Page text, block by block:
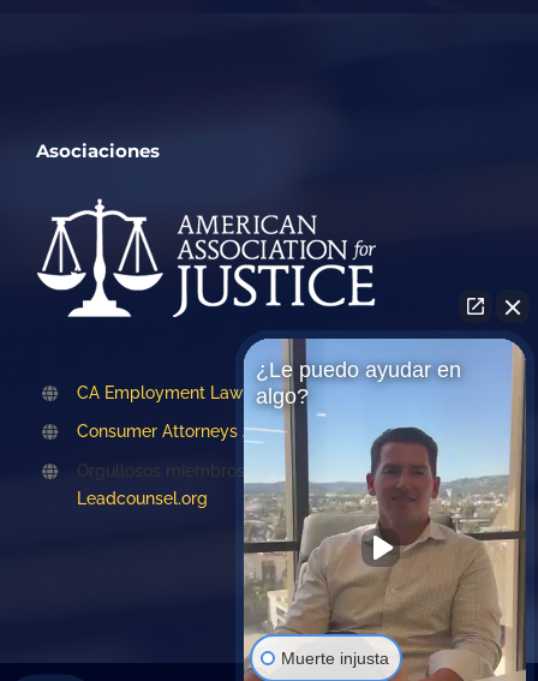
Asociaciones
CA Employment Lawyers Association
Consumer Attorneys Association of LA
Orgullosos miembros de
Leadcounsel.org
¿Le puedo ayudar en
algo?
Muerte injusta